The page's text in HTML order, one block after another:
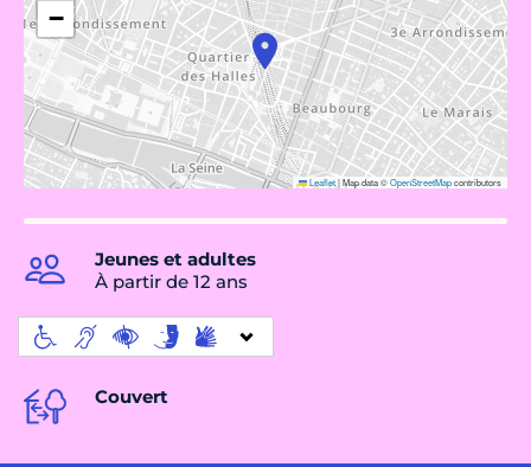
−
Leaflet|Map data ©OpenStreetMapcontributors
Jeunes et adultes
À partir de 12 ans
Couvert